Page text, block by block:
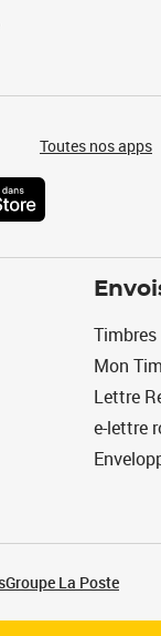
Toutes nos apps
Timbres
Mon
Lettre
e-lettre
Groupe La Poste